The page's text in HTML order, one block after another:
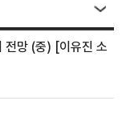
망 (중) [이유진 소